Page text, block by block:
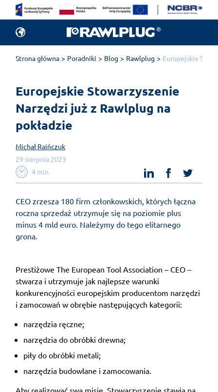
Strona główna Poradniki Blog Rawlplug Europejskie
Europejskie Stowarzyszenie
Narzędzi już z Rawlplug na
pokładzie
29 sierpnia 2023
4 min
Michał Raińczuk
linkedinfacebook
CEO zrzesza 180 firm członkowskich, których łączna
roczna sprzedaż utrzymuje się na poziomie plus
minus 4 mld euro. Należymy do tego elitarnego
grona.
Prestiżowe The European Tool Association – CEO –
stwarza i utrzymuje jak najlepsze warunki
konkurencyjności europejskim producentom narzędzi
i zamocowań w obrębie następujących kategorii:
narzędzia ręczne;
narzędzia do obróbki drewna;
piły do obróbki metali;
narzędzia budowlane i zamocowania.
Aby realizować swą misję, Stowarzyszenie stawia na